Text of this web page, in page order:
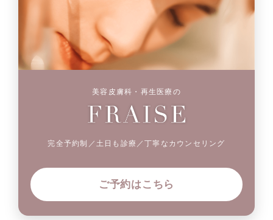
美容皮膚科・再生医療の
完全予約制／土日も診療／丁寧なカウンセリング
ご予約はこちら